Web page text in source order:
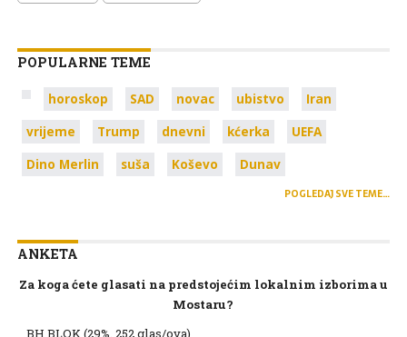
POPULARNE TEME
horoskop SAD novac ubistvo
Iran
vrijeme
Trump dnevni kćerka
UEFA
Dino Merlin
suša Koševo Dunav
POGLEDAJ SVE TEME…
ANKETA
Za koga ćete glasati na predstojećim lokalnim izborima u
Mostaru?
BH BLOK(29%, 252 glas/ova)